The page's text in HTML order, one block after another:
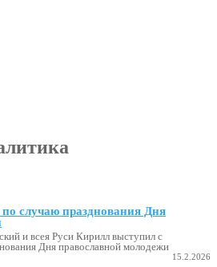
случаю празднования Дня
и всея Руси Кирилл выступил с
Дня православной молодежи
15.2.2026